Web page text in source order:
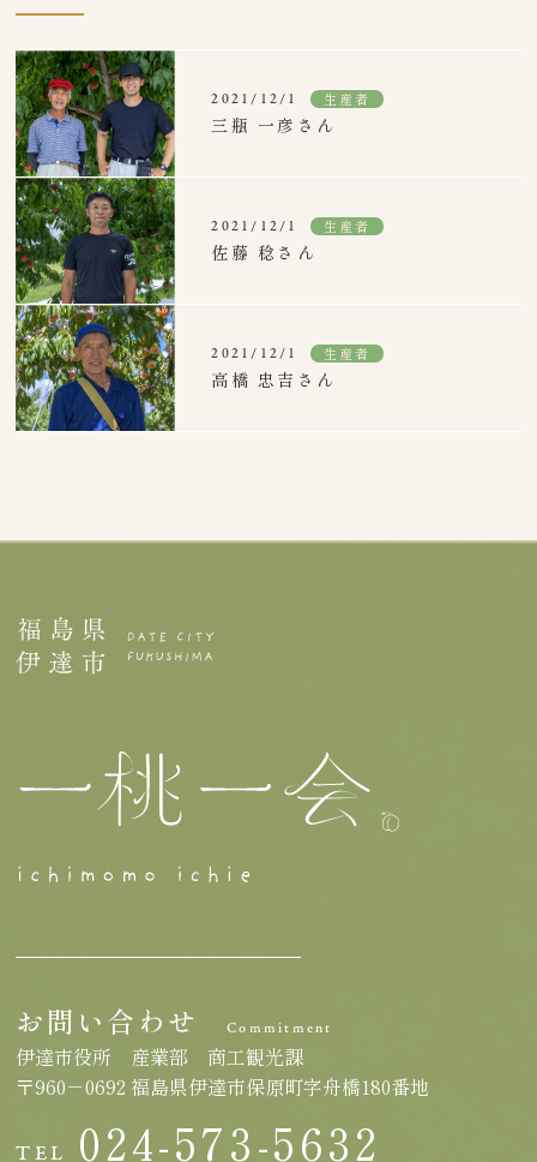
2021/12/1 生産者
三瓶 一彦さん
2021/12/1 生産者
佐藤 稔さん
2021/12/1 生産者
高橋 忠吉さん
お問い合わせ Commitment
伊達市役所 産業部 商工観光課
〒960－0692 福島県伊達市保原町字舟橋180番地
TEL 024-573-5632